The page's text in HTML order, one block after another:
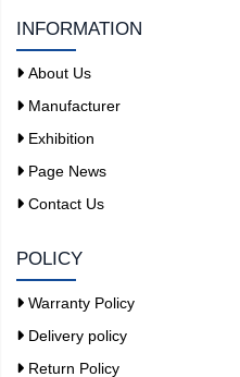
INFORMATION
About Us
Manufacturer
Exhibition
Page News
Contact Us
POLICY
Warranty Policy
Delivery policy
Return Policy